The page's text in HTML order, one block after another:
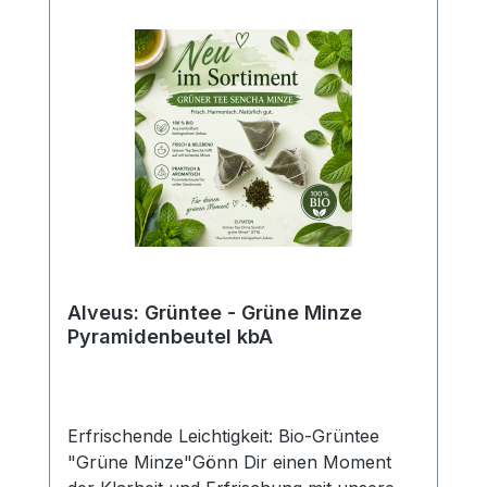
Tee. Wassertemperatur: Übergieße den
Beutel mit sprudelnd kochendem Wasser
(100°C). Ziehzeit: Lass den Tee für 5-10
Minuten ziehen – je nachdem, wie intensiv
Du den Geschmack bevorzugst.
Alveus: Grüntee - Grüne Minze
Pyramidenbeutel kbA
Erfrischende Leichtigkeit: Bio-Grüntee
"Grüne Minze"Gönn Dir einen Moment